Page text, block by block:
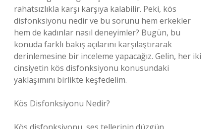
rahatsızlıkla karşı karşıya kalabilir. Peki, kös
disfonksiyonu nedir ve bu sorunu hem erkekler
hem de kadınlar nasıl deneyimler? Bugün, bu
konuda farklı bakış açılarını karşılaştırarak
derinlemesine bir inceleme yapacağız. Gelin, her iki
cinsiyetin kös disfonksiyonu konusundaki
yaklaşımını birlikte keşfedelim.
Kös Disfonksiyonu Nedir?